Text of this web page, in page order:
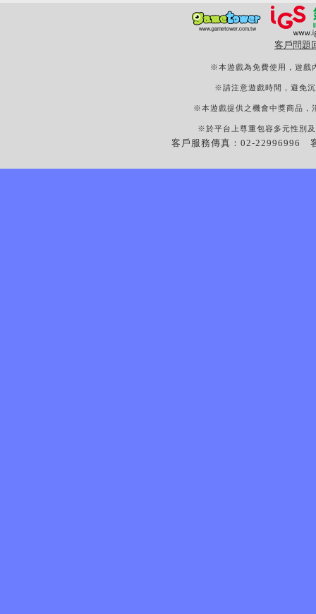
客戶問題
※本遊戲為免費使用，遊戲
※請注意遊戲時間，避免
※本遊戲提供之機會中獎商品，
※於平台上尊重包容多元性別
客戶服務傳真：02-22996996